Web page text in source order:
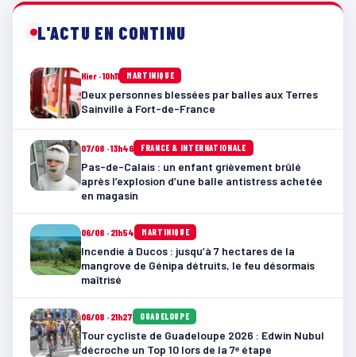
L'ACTU EN CONTINU
Hier · 10h11 MARTINIQUE
Deux personnes blessées par balles aux Terres
Sainville à Fort-de-France
07/08 · 13h46 FRANCE & INTERNATIONALE
Pas-de-Calais : un enfant grièvement brûlé
après l’explosion d’une balle antistress achetée
en magasin
06/08 · 21h54 MARTINIQUE
Incendie à Ducos : jusqu’à 7 hectares de la
mangrove de Génipa détruits, le feu désormais
maîtrisé
06/08 · 21h27 GUADELOUPE
Tour cycliste de Guadeloupe 2026 : Edwin Nubul
décroche un Top 10 lors de la 7ᵉ étape